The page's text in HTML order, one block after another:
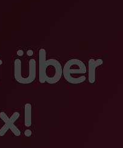
über